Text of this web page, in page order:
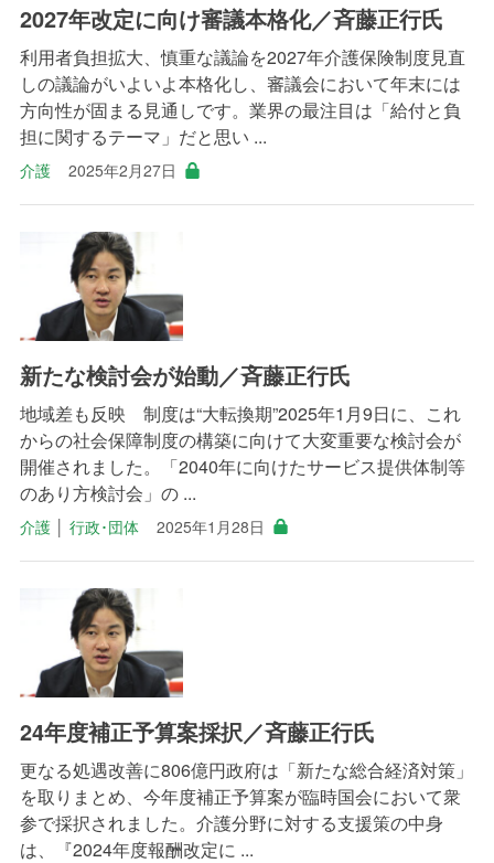
2027年改定に向け審議本格化／斉藤正行氏
利用者負担拡大、慎重な議論を2027年介護保険制度見直
しの議論がいよいよ本格化し、審議会において年末には
方向性が固まる見通しです。業界の最注目は「給付と負
担に関するテーマ」だと思い ...
介護 2025年2月27日
新たな検討会が始動／斉藤正行氏
地域差も反映 制度は“大転換期”2025年1月9日に、これ
からの社会保障制度の構築に向けて大変重要な検討会が
開催されました。「2040年に向けたサービス提供体制等
のあり方検討会」の ...
介護│ 行政･団体 2025年1月28日
24年度補正予算案採択／斉藤正行氏
更なる処遇改善に806億円政府は「新たな総合経済対策」
を取りまとめ、今年度補正予算案が臨時国会において衆
参で採択されました。介護分野に対する支援策の中身
は、『2024年度報酬改定に ...